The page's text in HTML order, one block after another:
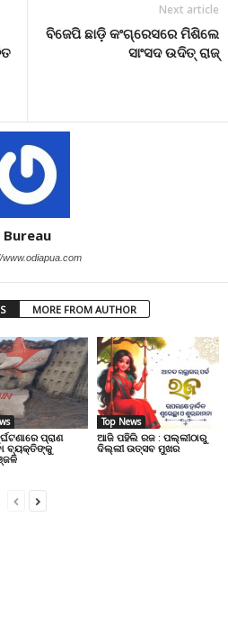
Next article
ବିଜେପି ଛାଡ଼ି କଂଗ୍ରେସରେ ମିଶିଲେ
ସାଂସଦ ଉଦିତ୍ ରାଜ୍
Bureau
www.odiapua.com
MORE FROM AUTHOR
ପ୍ରାଣ
ବ୍ୟକ୍ତିଙ୍କୁ
Top News
ଆଜି ପହିଲି ରଜ : ପଲ୍ଲୀଠାରୁ
ଦିଲ୍ଲୀ ଉତ୍ସବ ମୁଖର